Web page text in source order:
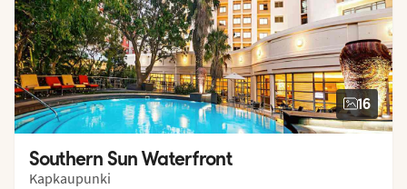
16
Southern Sun Waterfront
Kapkaupunki